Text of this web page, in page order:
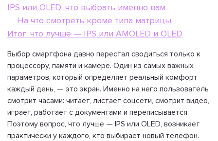
IPS или OLED: что выбрать именно вам
На что смотреть кроме типа матрицы
Итог: что лучше — IPS или AMOLED и OLED
Выбор смартфона давно перестал сводиться только к
процессору, памяти и камере. Один из самых важных
параметров, который определяет реальный комфорт
каждый день, — это экран. Именно на него пользователь
смотрит часами: читает, листает соцсети, смотрит видео,
играет, работает с документами и переписывается.
Поэтому вопрос, что лучше — IPS или OLED, возникает
практически у каждого, кто выбирает новый телефон.